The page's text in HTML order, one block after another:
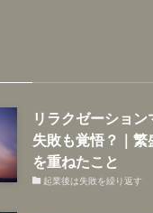
リラクゼーショ
失敗も覚悟？｜繁
を重ねたこと
起業後は失敗を繰り返す